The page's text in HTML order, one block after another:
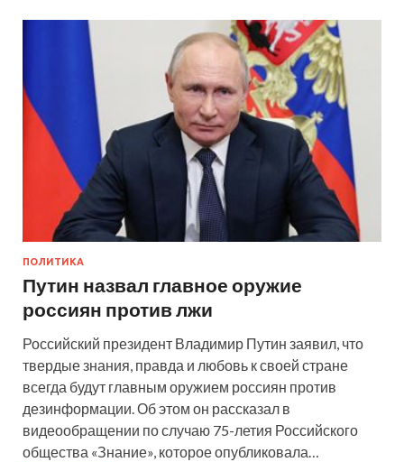
ПОЛИТИКА
Путин назвал главное оружие
россиян против лжи
Российский президент Владимир Путин заявил, что
твердые знания, правда и любовь к своей стране
всегда будут главным оружием россиян против
дезинформации. Об этом он рассказал в
видеообращении по случаю 75-летия Российского
общества «Знание», которое опубликовала…